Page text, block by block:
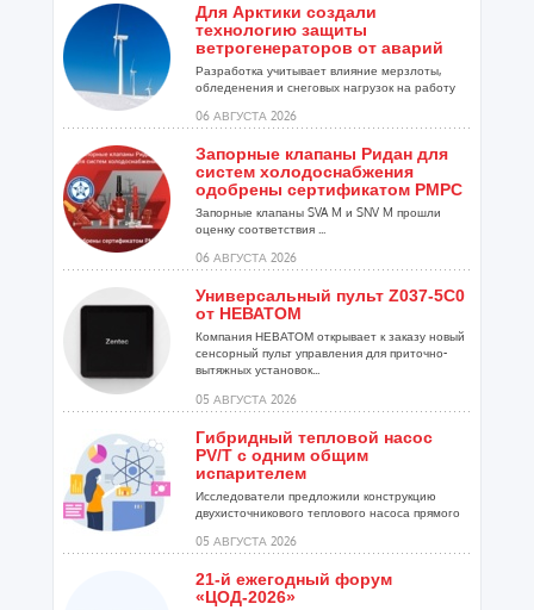
Для Арктики создали
технологию защиты
ветрогенераторов от аварий
Разработка учитывает влияние мерзлоты,
обледенения и снеговых нагрузок на работу
06 АВГУСТА 2026
Запорные клапаны Ридан для
систем холодоснабжения
одобрены сертификатом РМРС
Запорные клапаны SVA M и SNV M прошли
оценку соответствия ...
06 АВГУСТА 2026
Универсальный пульт Z037-5C0
от НЕВАТОМ
Компания НЕВАТОМ открывает к заказу новый
сенсорный пульт управления для приточно-
вытяжных установок...
05 АВГУСТА 2026
Гибридный тепловой насос
PV/T с одним общим
испарителем
Исследователи предложили конструкцию
двухисточникового теплового насоса прямого
05 АВГУСТА 2026
21-й ежегодный форум
«ЦОД-2026»